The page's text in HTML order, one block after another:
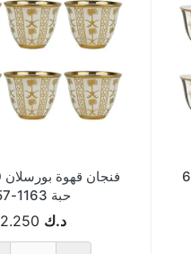
فنجان قهوة بورسلان 80 مل 6
حبة 1163-57
د.ك 2.250